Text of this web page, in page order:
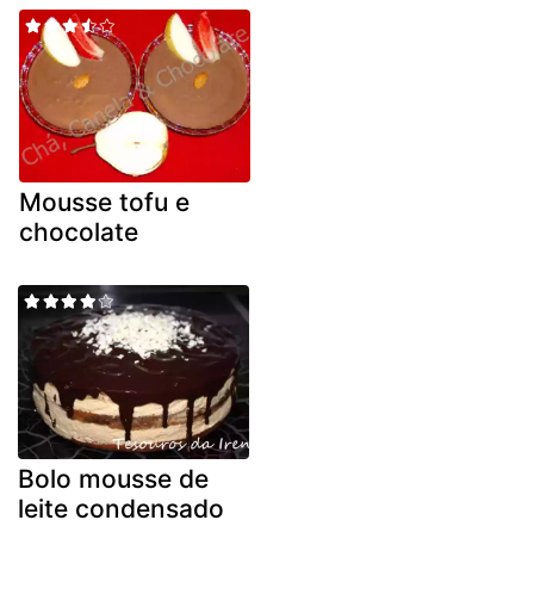
Mousse tofu e
chocolate
Bolo mousse de
leite condensado